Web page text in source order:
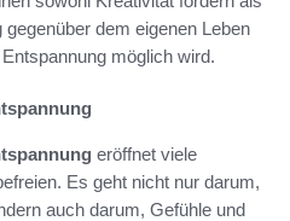
dem eigenen Leben
möglich wird.
eröffnet viele
Es geht nicht nur darum,
auch darum, Gefühle und